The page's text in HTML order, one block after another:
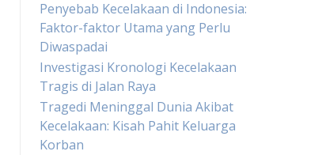
Penyebab Kecelakaan di Indonesia:
Faktor-faktor Utama yang Perlu
Diwaspadai
Investigasi Kronologi Kecelakaan
Tragis di Jalan Raya
Tragedi Meninggal Dunia Akibat
Kecelakaan: Kisah Pahit Keluarga
Korban